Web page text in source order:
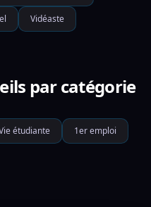
Vidéaste
par catégorie
étudiante 1er emploi